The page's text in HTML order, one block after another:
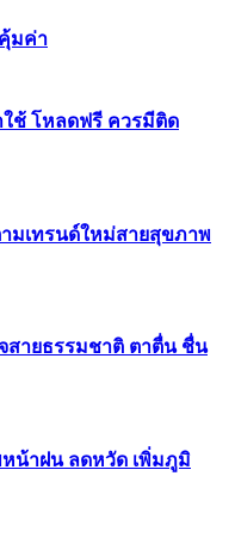
มค่า
ใช้ โหลดฟรี ควรมีติด
มเทรนด์ใหม่สายสุขภาพ
สายธรรมชาติ ตาตื่น ชื่น
น้าฝน ลดหวัด เพิ่มภูมิ